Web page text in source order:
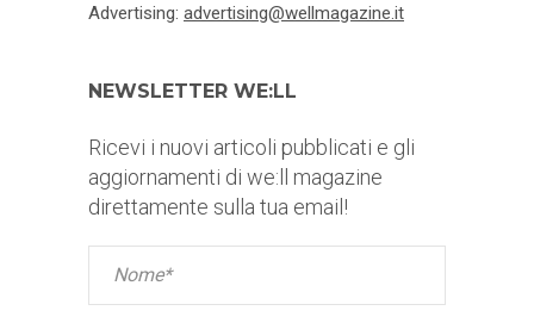
Advertising: advertising@wellmagazine.it
NEWSLETTER WE:LL
Ricevi i nuovi articoli pubblicati e gli
aggiornamenti di we:ll magazine
direttamente sulla tua email!